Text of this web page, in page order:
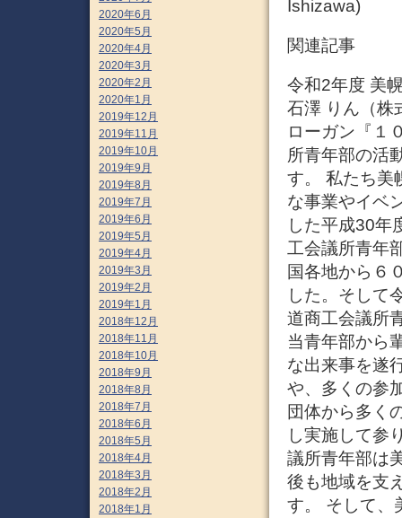
Ishizawa)
関連記事
令和2年度 美
石澤 りん（株
ローガン『１
所青年部の活
す。 私たち美
な事業やイベ
した平成30年
工会議所青年
国各地から６
した。そして
道商工会議所
当青年部から
な出来事を遂
や、多くの参
団体から多く
し実施して参
議所青年部は
後も地域を支
す。 そして、
2020年6月
2020年5月
2020年4月
2020年3月
2020年2月
2020年1月
2019年12月
2019年11月
2019年10月
2019年9月
2019年8月
2019年7月
2019年6月
2019年5月
2019年4月
2019年3月
2019年2月
2019年1月
2018年12月
2018年11月
2018年10月
2018年9月
2018年8月
2018年7月
2018年6月
2018年5月
2018年4月
2018年3月
2018年2月
2018年1月